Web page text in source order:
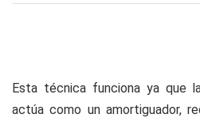
Esta técnica funciona ya que
actúa como un amortiguador,